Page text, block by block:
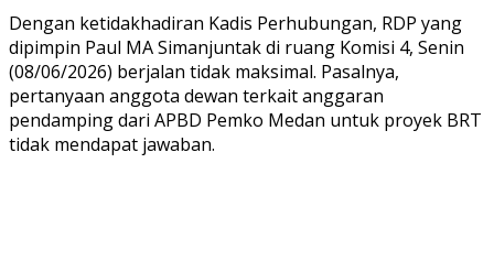
Dengan ketidakhadiran Kadis Perhubungan, RDP yang
dipimpin Paul MA Simanjuntak di ruang Komisi 4, Senin
(08/06/2026) berjalan tidak maksimal. Pasalnya,
pertanyaan anggota dewan terkait anggaran
pendamping dari APBD Pemko Medan untuk proyek BRT
tidak mendapat jawaban.